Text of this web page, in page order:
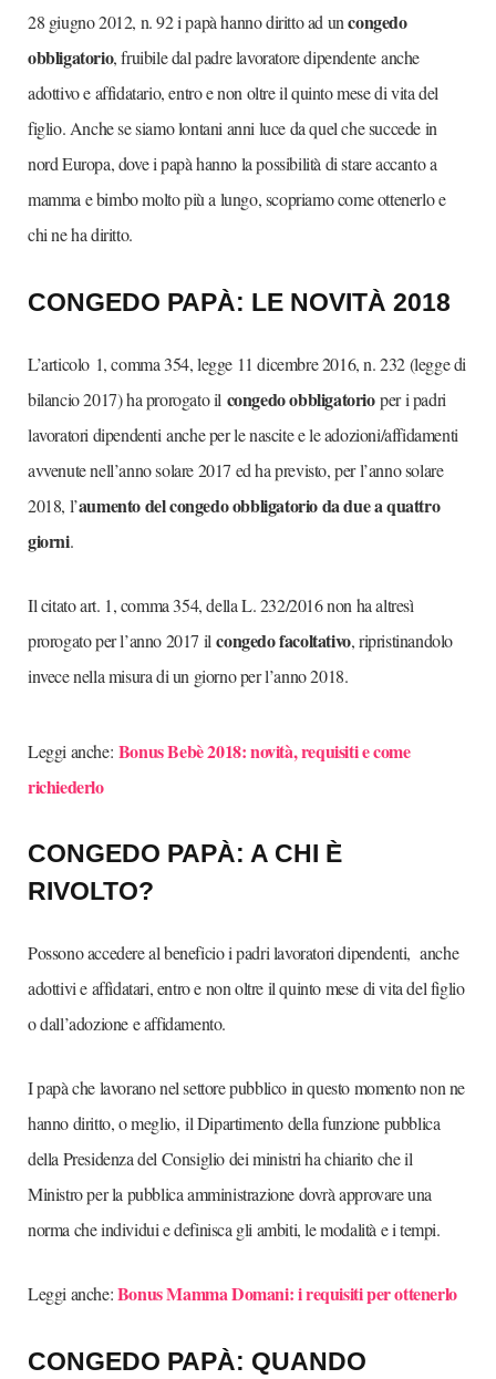
28 giugno 2012, n. 92 i papà hanno diritto ad uncongedo
obbligatorio, fruibile dal padre lavoratore dipendente anche
adottivo e affidatario, entro e non oltre il quinto mese di vita del
figlio. Anche se siamo lontani anni luce da quel che succede in
nord Europa, dove i papà hanno la possibilità di stare accanto a
mamma e bimbo molto più a lungo, scopriamo come ottenerlo e
chi ne ha diritto.
CONGEDO PAPÀ: LE NOVITÀ 2018
L’articolo 1, comma 354, legge 11 dicembre 2016, n. 232 (legge di
bilancio 2017) ha prorogato il congedo obbligatorioper i padri
lavoratori dipendenti anche per le nascite e le adozioni/affidamenti
avvenute nell’anno solare 2017 ed ha previsto, per l’anno solare
2018, l’aumento del congedo obbligatorio da due a quattro
giorni.
Il citato art. 1, comma 354, della L. 232/2016 non ha altresì
prorogato per l’anno 2017 ilcongedo facoltativo, ripristinandolo
invece nella misura di un giorno per l’anno 2018.
Leggi anche: Bonus Bebè 2018: novità, requisiti e come
richiederlo
CONGEDO PAPÀ: A CHI È
RIVOLTO?
Possono accedere al beneficio i padri lavoratori dipendenti, anche
adottivi e affidatari, entro e non oltre il quinto mese di vita del figlio
o dall’adozione e affidamento.
I papà che lavorano nel settore pubblico in questo momento non ne
hanno diritto, o meglio, il Dipartimento della funzione pubblica
della Presidenza del Consiglio dei ministri ha chiarito che il
Ministro per la pubblica amministrazione dovrà approvare una
norma che individui e definisca gli ambiti, le modalità e i tempi.
Leggi anche:Bonus Mamma Domani: i requisiti per ottenerlo
CONGEDO PAPÀ: QUANDO